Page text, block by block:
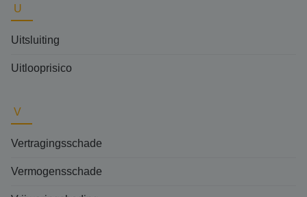
U
Uitsluiting
Uitlooprisico
V
Vertragingsschade
Vermogensschade